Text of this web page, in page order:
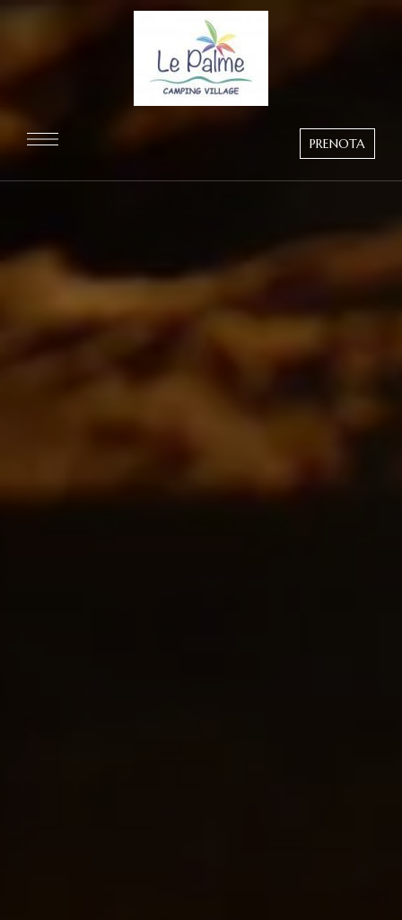
PRENOTA